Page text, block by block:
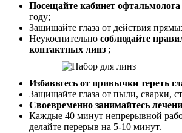
Посещайте кабинет офтальмолога
году;
Защищайте глаза от действия
Неукоснительно соблюдайте
контактных линз ;
Избавьтесь от привычки тереть
Защищайте глаза от пыли, сварки,
Своевременно занимайтесь
Каждые 40 минут непрерывной
делайте перерыв на 5-10 минут.